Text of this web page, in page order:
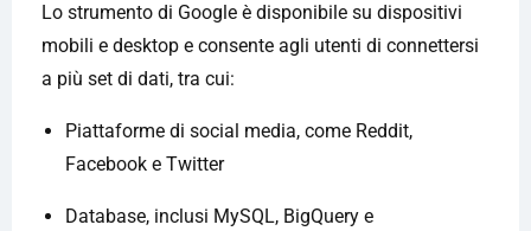
Lo strumento di Google è disponibile su dispositivi
mobili e desktop e consente agli utenti di connettersi
a più set di dati, tra cui:
Piattaforme di social media, come Reddit,
Facebook e Twitter
Database, inclusi MySQL, BigQuery e